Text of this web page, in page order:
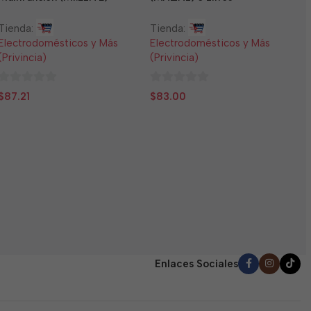
y Más
87.21
Tienda:
Electrodomésticos y Más
(Privincia)
0
$83.00
Enlaces Sociales